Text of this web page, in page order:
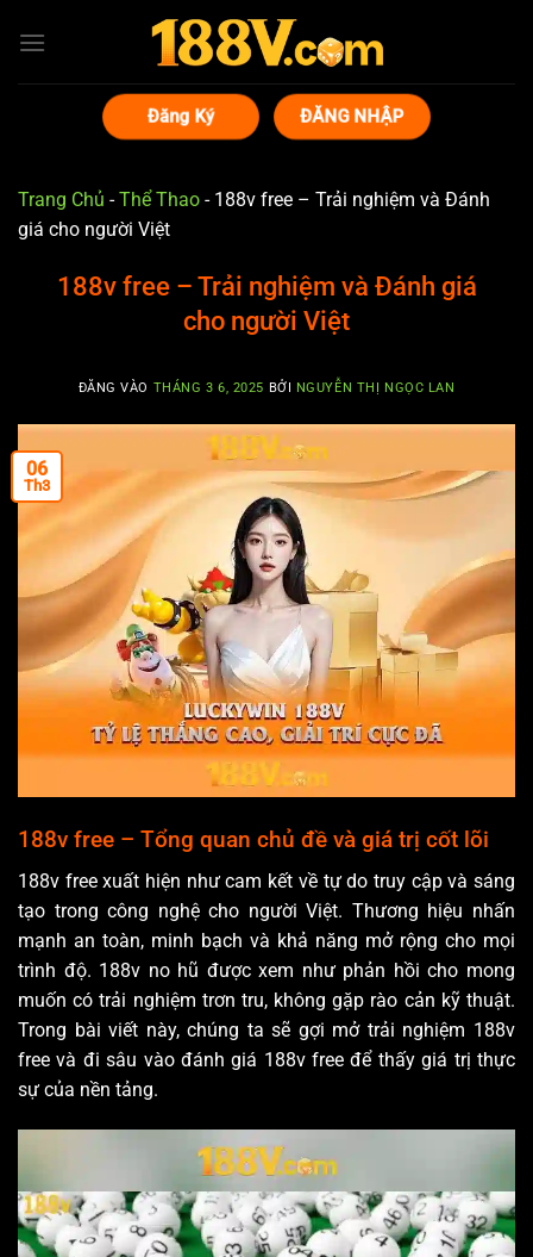
qua
Đăng Ký ĐĂNG NHẬP
Trang Chủ -Thể Thao - 188v free – Trải nghiệm và Đánh
giá cho người Việt
188v free – Trải nghiệm và Đánh giá
cho người Việt
ĐĂNG VÀO THÁNG 3 6, 2025 BỞI NGUYỄN THỊ NGỌC LAN
06
Th3
188v free – Tổng quan chủ đề và giá trị cốt lõi
188v free xuất hiện như cam kết về tự do truy cập và sáng
tạo trong công nghệ cho người Việt. Thương hiệu nhấn
mạnh an toàn, minh bạch và khả năng mở rộng cho mọi
trình độ. 188v no hũ được xem như phản hồi cho mong
muốn có trải nghiệm trơn tru, không gặp rào cản kỹ thuật.
Trong bài viết này, chúng ta sẽ gợi mở trải nghiệm 188v
free và đi sâu vào đánh giá 188v free để thấy giá trị thực
sự của nền tảng.